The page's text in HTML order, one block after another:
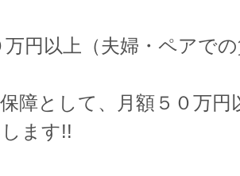
万円以上（夫婦・ペアで
障として、月額５０万円
ます!!